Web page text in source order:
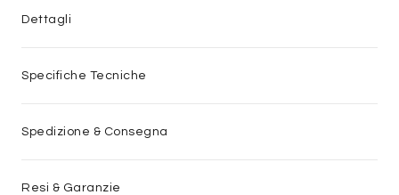
Dettagli
Specifiche Tecniche
Spedizione & Consegna
Resi & Garanzie